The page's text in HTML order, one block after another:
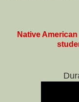
Native